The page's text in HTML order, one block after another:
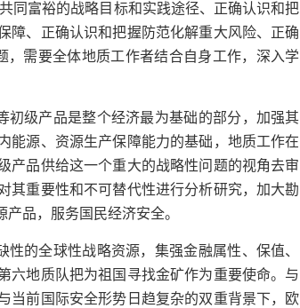
同富裕的战略目标和实践途径、正确认识和把
障、正确认识和把握防范化解重大风险、正确
需要全体地质工作者结合自身工作，深入学
初级产品是整个经济最为基础的部分，加强其
能源、资源生产保障能力的基础，地质工作在
产品供给这一个重大的战略性问题的视角去审
其重要性和不可替代性进行分析研究，加大勘
品，服务国民经济安全。
的全球性战略资源，集强金融属性、保值、
六地质队把为祖国寻找金矿作为重要使命。与
当前国际安全形势日趋复杂的双重背景下，欧